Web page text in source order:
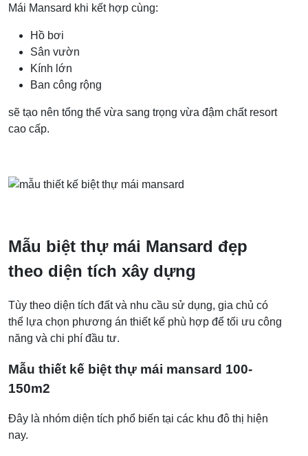
Mái Mansard khi kết hợp cùng:
Hồ bơi
Sân vườn
Kính lớn
Ban công rộng
sẽ tạo nên tổng thể vừa sang trọng vừa đậm chất resort
cao cấp.
Mẫu biệt thự mái Mansard đẹp
theo diện tích xây dựng
Tùy theo diện tích đất và nhu cầu sử dụng, gia chủ có
thể lựa chọn phương án thiết kế phù hợp để tối ưu công
năng và chi phí đầu tư.
Mẫu thiết kế biệt thự mái mansard 100-
150m2
Đây là nhóm diện tích phổ biến tại các khu đô thị hiện
nay.